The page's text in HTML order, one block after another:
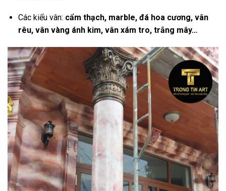
Các kiểu vân: cẩm thạch, marble, đá hoa cương, vân
rêu, vân vàng ánh kim, vân xám tro, trắng mây…